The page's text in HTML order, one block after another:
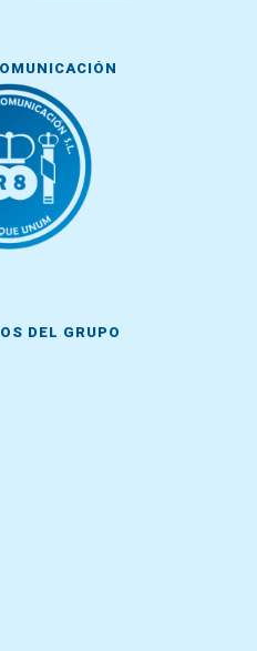
DEL GRUPO